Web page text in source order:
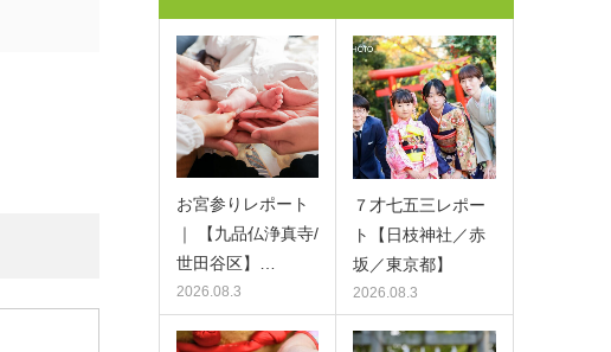
お宮参りレポート
｜ 【九品仏浄真寺/
世田谷区】…
2026.08.3
７才七五三レポー
ト【日枝神社／赤
坂／東京都】
2026.08.3